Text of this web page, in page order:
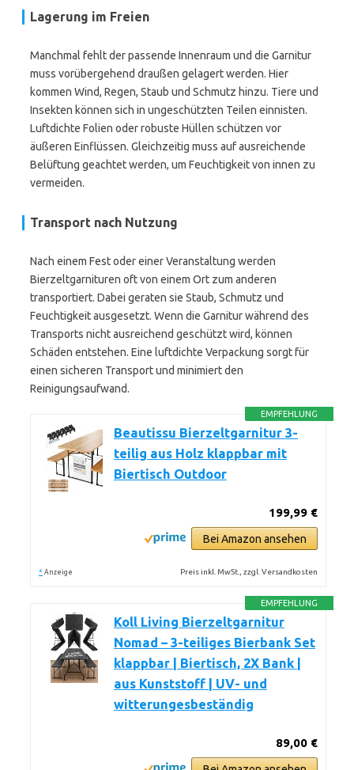
Lagerung im Freien
Manchmal fehlt der passende Innenraum und die Garnitur
muss vorübergehend draußen gelagert werden. Hier
kommen Wind, Regen, Staub und Schmutz hinzu. Tiere und
Insekten können sich in ungeschützten Teilen einnisten.
Luftdichte Folien oder robuste Hüllen schützen vor
äußeren Einflüssen. Gleichzeitig muss auf ausreichende
Belüftung geachtet werden, um Feuchtigkeit von innen zu
vermeiden.
Transport nach Nutzung
Nach einem Fest oder einer Veranstaltung werden
Bierzeltgarnituren oft von einem Ort zum anderen
transportiert. Dabei geraten sie Staub, Schmutz und
Feuchtigkeit ausgesetzt. Wenn die Garnitur während des
Transports nicht ausreichend geschützt wird, können
Schäden entstehen. Eine luftdichte Verpackung sorgt für
einen sicheren Transport und minimiert den
Reinigungsaufwand.
EMPFEHLUNG
Beautissu Bierzeltgarnitur 3-
teilig aus Holz klappbar mit
Biertisch Outdoor
199,99 €
Bei Amazon ansehen
* Anzeige Preis inkl. MwSt., zzgl. Versandkosten
EMPFEHLUNG
Koll Living Bierzeltgarnitur
Nomad – 3-teiliges Bierbank Set
klappbar | Biertisch, 2X Bank |
aus Kunststoff | UV- und
witterungesbeständig
89,00 €